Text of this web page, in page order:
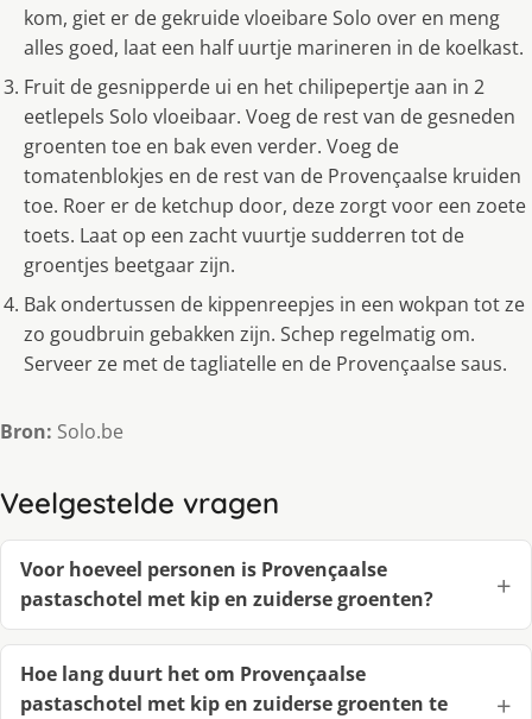
kom, giet er de gekruide vloeibare Solo over en meng
alles goed, laat een half uurtje marineren in de koelkast.
Fruit de gesnipperde ui en het chilipepertje aan in 2
eetlepels Solo vloeibaar. Voeg de rest van de gesneden
groenten toe en bak even verder. Voeg de
tomatenblokjes en de rest van de Provençaalse kruiden
toe. Roer er de ketchup door, deze zorgt voor een zoete
toets. Laat op een zacht vuurtje sudderren tot de
groentjes beetgaar zijn.
Bak ondertussen de kippenreepjes in een wokpan tot ze
zo goudbruin gebakken zijn. Schep regelmatig om.
Serveer ze met de tagliatelle en de Provençaalse saus.
Bron: Solo.be
Veelgestelde vragen
Voor hoeveel personen is Provençaalse
pastaschotel met kip en zuiderse groenten?
Hoe lang duurt het om Provençaalse
pastaschotel met kip en zuiderse groenten te